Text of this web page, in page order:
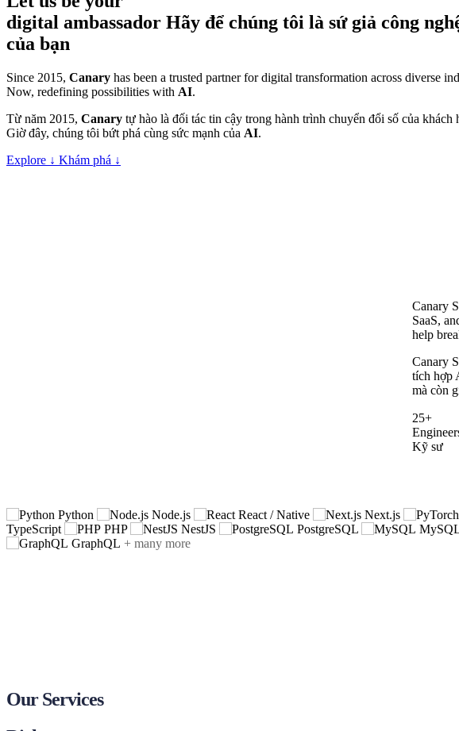
digital ambassador Hãy để chúng tôi là sứ giả công
của bạn
Since 2015, Canary has been a trusted partner for digital transformation across diverse
Now, redefining possibilities with AI.
Từ năm 2015, Canary tự hào là đối tác tin cậy trong hành trình chuyển đổi số của khách
Giờ đây, chúng tôi bứt phá cùng sức mạnh của AI.
Explore ↓ Khám phá ↓
Canary
SaaS,
help
Canary
tích hợp
mà còn
25+
Kỹ sư
Python
Node.js React / Native Next.js
TypeScript
PHP NestJS PostgreSQL
GraphQL + many more
Our Services